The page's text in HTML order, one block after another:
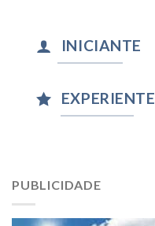
INICIANTE
EXPERIENTE
PUBLICIDADE